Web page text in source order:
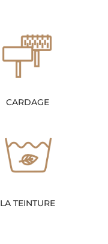
CARDAGE
LA TEINTURE